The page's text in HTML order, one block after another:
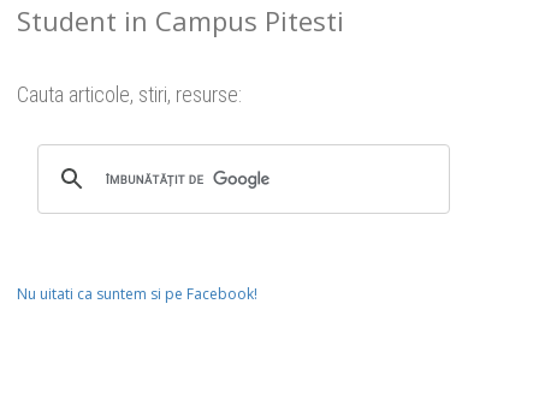
Student in Campus Pitesti
Cauta articole, stiri, resurse:
Nu uitati ca suntem si pe Facebook!